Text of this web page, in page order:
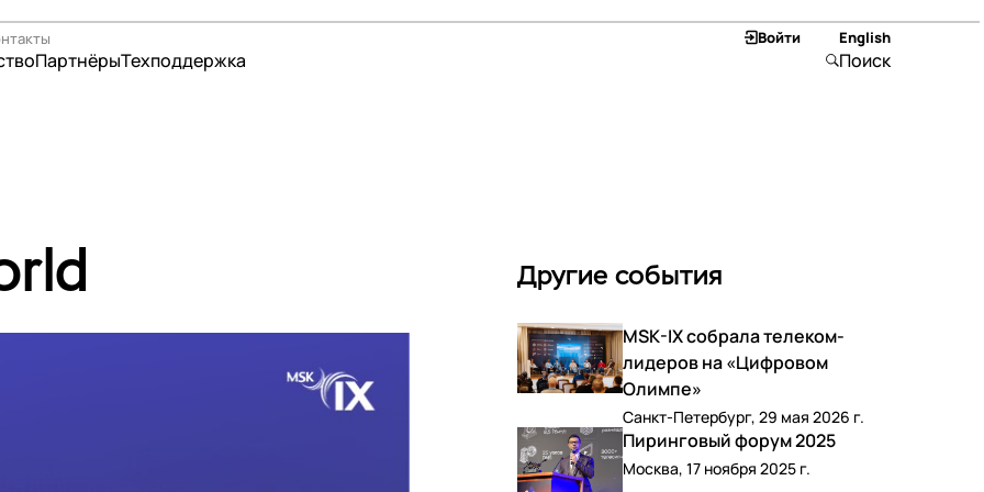
ПартнёрыТехподдержка
Войти English
Поиск
и организации
Другие события
MSK-IX собрала телеком-
лидеров на «Цифровом
Олимпе»
Санкт-Петербург, 29 мая 2026 г.
Пиринговый форум 2025
Москва, 17 ноября 2025 г.